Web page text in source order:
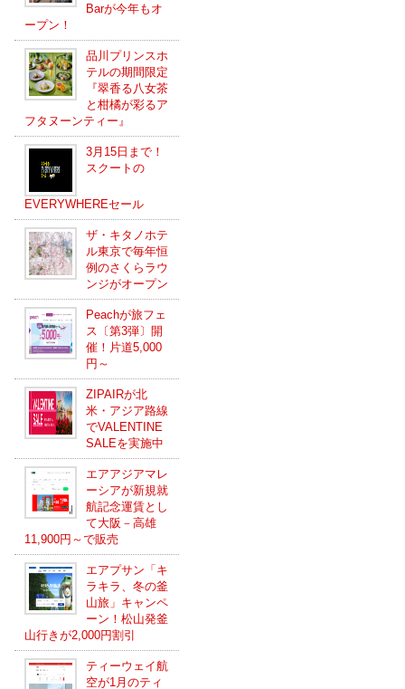
Barが今年もオ
ープン！
品川プリンスホ
テルの期間限定
『翠香る八女茶
と柑橘が彩るア
フタヌーンティー』
3月15日まで！
スクートの
EVERYWHEREセール
ザ・キタノホテ
ル東京で毎年恒
例のさくらラウ
ンジがオープン
Peachが旅フェ
ス〔第3弾〕開
催！片道5,000
円～
ZIPAIRが北
米・アジア路線
でVALENTINE
SALEを実施中
エアアジアマレ
ーシアが新規就
航記念運賃とし
て大阪－高雄
11,900円～で販売
エアプサン「キ
ラキラ、冬の釜
山旅」キャンペ
ーン！松山発釜
山行きが2,000円割引
ティーウェイ航
空が1月のティ